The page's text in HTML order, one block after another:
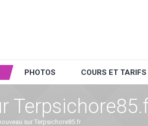
PHOTOS COURS ET TARIFS
sur Terpsichore85.fr